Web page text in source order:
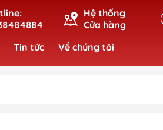
Hệ thống
Cửa hàng
Tin tức Về chúng tôi